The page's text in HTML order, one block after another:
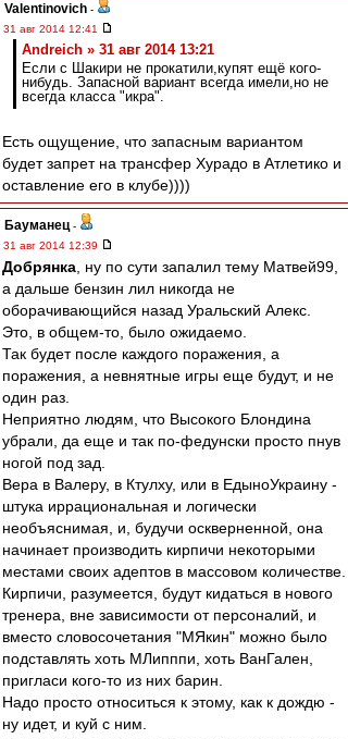
Valentinovich -
31 авг 2014 12:41
Andreich » 31 авг 2014 13:21
Если с Шакири не прокатили,купят ещё кого-
нибудь. Запасной вариант всегда имели,но не
всегда класса "икра".
Есть ощущение, что запасным вариантом
будет запрет на трансфер Хурадо в Атлетико и
оставление его в клубе))))
Бауманец -
31 авг 2014 12:39
Добрянка , ну по сути запалил тему Матвей99,
а дальше бензин лил никогда не
оборачивающийся назад Уральский Алекс.
Это, в общем-то, было ожидаемо.
Так будет после каждого поражения, а
поражения, а невнятные игры еще будут, и не
один раз.
Неприятно людям, что Высокого Блондина
убрали, да еще и так по-федунски просто пнув
ногой под зад.
Вера в Валеру, в Ктулху, или в ЕдыноУкраину -
штука иррациональная и логически
необъяснимая, и, будучи оскверненной, она
начинает производить кирпичи некоторыми
местами своих адептов в массовом количестве.
Кирпичи, разумеется, будут кидаться в нового
тренера, вне зависимости от персоналий, и
вместо словосочетания "МЯкин" можно было
подставлять хоть МЛипппи, хоть ВанГален,
пригласи кого-то из них барин.
Надо просто относиться к этому, как к дождю -
ну идет, и куй с ним.